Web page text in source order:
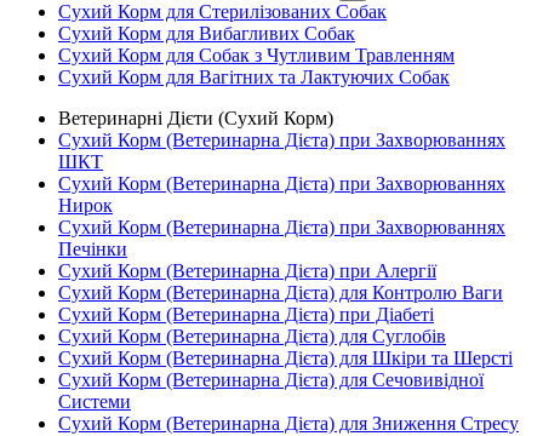
Сухий Корм для Стерилізованих Собак
Сухий Корм для Вибагливих Собак
Сухий Корм для Собак з Чутливим Травленням
Сухий Корм для Вагітних та Лактуючих Собак
Ветеринарні Дієти (Сухий Корм)
Сухий Корм (Ветеринарна Дієта) при Захворюваннях
ШКТ
Сухий Корм (Ветеринарна Дієта) при Захворюваннях
Нирок
Сухий Корм (Ветеринарна Дієта) при Захворюваннях
Печінки
Сухий Корм (Ветеринарна Дієта) при Алергії
Сухий Корм (Ветеринарна Дієта) для Контролю Ваги
Сухий Корм (Ветеринарна Дієта) при Діабеті
Сухий Корм (Ветеринарна Дієта) для Суглобів
Сухий Корм (Ветеринарна Дієта) для Шкіри та Шерсті
Сухий Корм (Ветеринарна Дієта) для Сечовивідної
Системи
Сухий Корм (Ветеринарна Дієта) для Зниження Стресу